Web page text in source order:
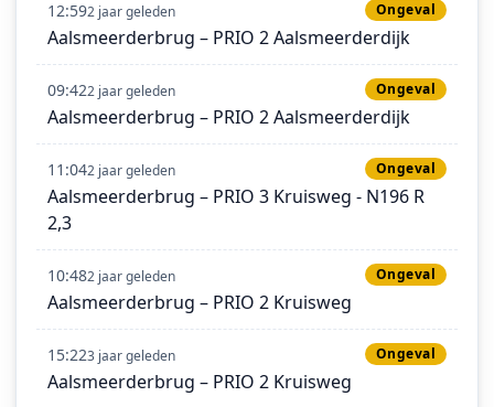
12:592 jaar geleden Ongeval
Aalsmeerderbrug – PRIO 2 Aalsmeerderdijk
09:422 jaar geleden Ongeval
Aalsmeerderbrug – PRIO 2 Aalsmeerderdijk
11:042 jaar geleden Ongeval
Aalsmeerderbrug – PRIO 3 Kruisweg - N196 R
2,3
10:482 jaar geleden Ongeval
Aalsmeerderbrug – PRIO 2 Kruisweg
15:223 jaar geleden Ongeval
Aalsmeerderbrug – PRIO 2 Kruisweg